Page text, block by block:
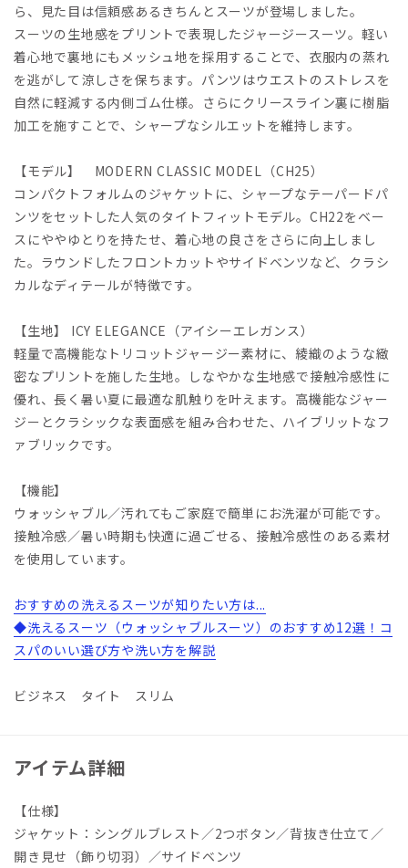
ら、見た目は信頼感あるきちんとスーツが登場しました。
スーツの生地感をプリントで表現したジャージースーツ。軽い
着心地で裏地にもメッシュ地を採用することで、衣服内の蒸れ
を逃がして涼しさを保ちます。パンツはウエストのストレスを
自然に軽減する内側ゴム仕様。さらにクリースライン裏に樹脂
加工を施すことで、シャープなシルエットを維持します。
【モデル】 MODERN CLASSIC MODEL（CH25）
コンパクトフォルムのジャケットに、シャープなテーパードパ
ンツをセットした人気のタイトフィットモデル。CH22をベー
スにややゆとりを持たせ、着心地の良さをさらに向上しまし
た。ラウンドしたフロントカットやサイドベンツなど、クラシ
カルなディテールが特徴です。
【生地】 ICY ELEGANCE（アイシーエレガンス）
軽量で高機能なトリコットジャージー素材に、綾織のような緻
密なプリントを施した生地。しなやかな生地感で接触冷感性に
優れ、長く暑い夏に最適な肌触りを叶えます。高機能なジャー
ジーとクラシックな表面感を組み合わせた、ハイブリットなフ
ァブリックです。
【機能】
ウォッシャブル／汚れてもご家庭で簡単にお洗濯が可能です。
接触冷感／暑い時期も快適に過ごせる、接触冷感性のある素材
を使用しています。
おすすめの洗えるスーツが知りたい方は...
◆洗えるスーツ（ウォッシャブルスーツ）のおすすめ12選！コ
スパのいい選び方や洗い方を解説
ビジネス タイト スリム
アイテム詳細
【仕様】
ジャケット：シングルブレスト／2つボタン／背抜き仕立て／
開き見せ（飾り切羽）／サイドベンツ